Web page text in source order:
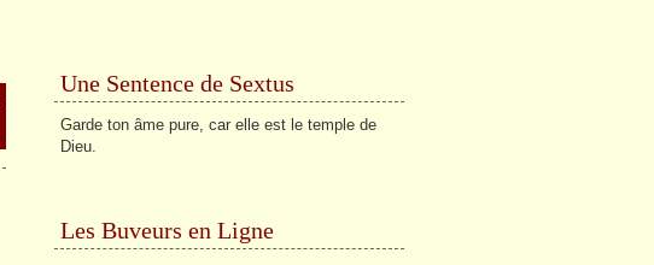
Une Sentence de Sextus
Garde ton âme pure, car elle est le temple de
Dieu.
Les Buveurs en Ligne